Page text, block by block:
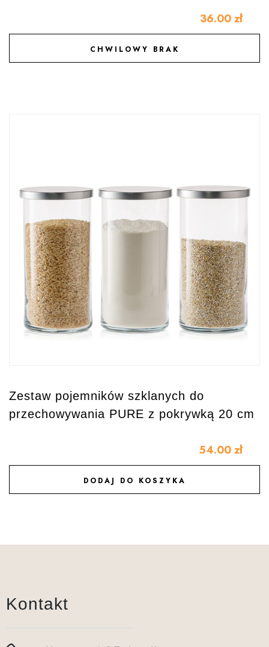
36.00 zł
CHWILOWY BRAK
DODAJ DO ULUBIONYCH
Zestaw pojemników szklanych do
przechowywania PURE z pokrywką 20 cm
54.00 zł
DODAJ DO KOSZYKA
DODAJ DO ULUBIONYCH
Kontakt